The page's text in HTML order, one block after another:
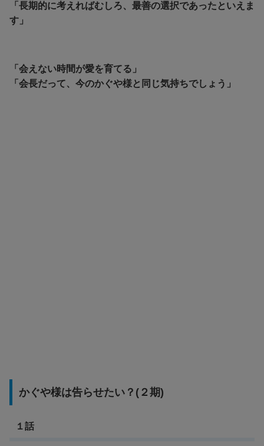
「長期的に考えればむしろ、最善の選択であったといえま
す」
「会えない時間が愛を育てる」
「会長だって、今のかぐや様と同じ気持ちでしょう」
かぐや様は告らせたい？(２期)
１話